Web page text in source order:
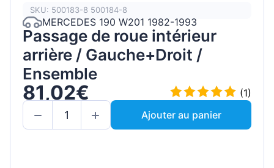
SKU: 500183-8 500184-8
MERCEDES 190 W201 1982-1993
Passage de roue intérieur
arrière / Gauche+Droit /
Ensemble
81,02€
(1)
Ajouter au panier